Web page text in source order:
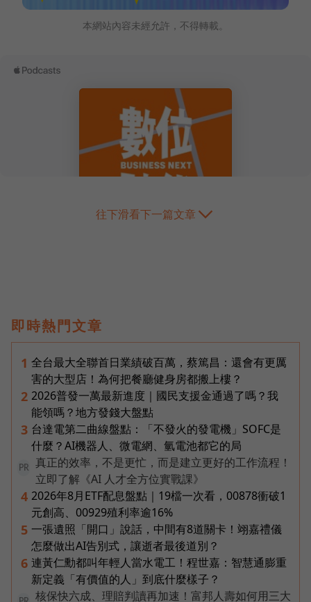
本網站內容未經允許，不得轉載。
往下滑看下一篇文章
即時熱門文章
1 全台最大全聯首日業績破百萬，蔡篤昌：還會有更厲
害的大型店！為何把餐廳健身房都搬上樓？
2 2026普發一萬最新進度｜國民支援金通過了嗎？我
能領嗎？地方發錢大盤點
3 台達電第二曲線盤點：「不發火的發電機」SOFC是
什麼？AI機器人、微電網、氫電池都它的局
PR
真正的效率，不是更忙，而是建立更好的工作流程！
立即了解《AI 人才全方位實戰課》
4 2026年8月ETF配息盤點｜19檔一次看，00878衝破1
元創高、00929殖利率逾16%
5 一張遺照「開口」說話，中間有8道關卡！翊嘉禮儀
怎麼做出AI告別式，讓逝者最後道別？
6 連黃仁勳都叫年輕人當水電工！程世嘉：智慧通膨重
新定義「有價值的人」到底什麼樣子？
核保快六成、理賠判讀再加速！富邦人壽如何用三大